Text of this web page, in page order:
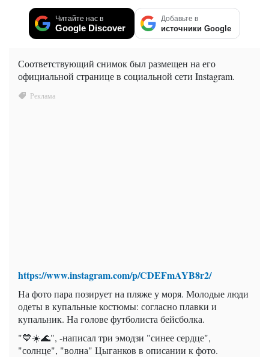
Читайте нас в
Google Discover
Добавьте в
источники Google
Соответствующий снимок был размещен на его
официальной странице в социальной сети Instagram.
https://www.instagram.com/p/CDEFmAYB8r2/
На фото пара позирует на пляже у моря. Молодые люди
одеты в купальные костюмы: согласно плавки и
купальник. На голове футболиста бейсболка.
"💙☀️🌊", -написал три эмодзи "синее сердце",
"солнце", "волна" Цыганков в описании к фото.